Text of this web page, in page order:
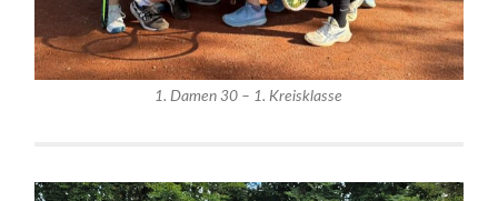
1. Damen 30 – 1. Kreisklasse